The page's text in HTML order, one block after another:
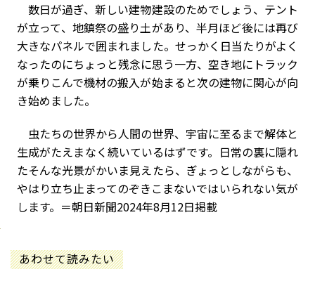
数日が過ぎ、新しい建物建設のためでしょう、テント
が立って、地鎮祭の盛り土があり、半月ほど後には再び
大きなパネルで囲まれました。せっかく日当たりがよく
なったのにちょっと残念に思う一方、空き地にトラック
が乗りこんで機材の搬入が始まると次の建物に関心が向
き始めました。
虫たちの世界から人間の世界、宇宙に至るまで解体と
生成がたえまなく続いているはずです。日常の裏に隠れ
たそんな光景がかいま見えたら、ぎょっとしながらも、
やはり立ち止まってのぞきこまないではいられない気が
します。＝朝日新聞2024年8月12日掲載
あわせて読みたい